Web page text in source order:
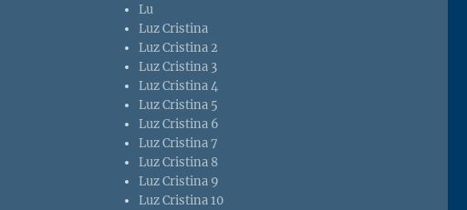
Lu
Luz Cristina
Luz Cristina 2
Luz Cristina 3
Luz Cristina 4
Luz Cristina 5
Luz Cristina 6
Luz Cristina 7
Luz Cristina 8
Luz Cristina 9
Luz Cristina 10